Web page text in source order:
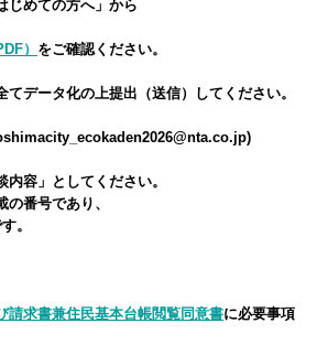
じめての方へ」から
） をご確認ください。
データ化の上提出（送信）してください。
容」としてください。
番号であり、
。
請求書兼住民基本台帳閲覧同意書に必要事項